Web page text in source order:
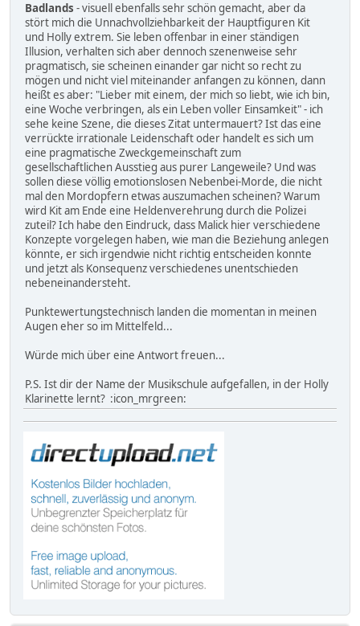
Badlands - visuell ebenfalls sehr schön gemacht, aber da
stört mich die Unnachvollziehbarkeit der Hauptfiguren Kit
und Holly extrem. Sie leben offenbar in einer ständigen
Illusion, verhalten sich aber dennoch szenenweise sehr
pragmatisch, sie scheinen einander gar nicht so recht zu
mögen und nicht viel miteinander anfangen zu können, dann
heißt es aber: "Lieber mit einem, der mich so liebt, wie ich bin,
eine Woche verbringen, als ein Leben voller Einsamkeit" - ich
sehe keine Szene, die dieses Zitat untermauert? Ist das eine
verrückte irrationale Leidenschaft oder handelt es sich um
eine pragmatische Zweckgemeinschaft zum
gesellschaftlichen Ausstieg aus purer Langeweile? Und was
sollen diese völlig emotionslosen Nebenbei-Morde, die nicht
mal den Mordopfern etwas auszumachen scheinen? Warum
wird Kit am Ende eine Heldenverehrung durch die Polizei
zuteil? Ich habe den Eindruck, dass Malick hier verschiedene
Konzepte vorgelegen haben, wie man die Beziehung anlegen
könnte, er sich irgendwie nicht richtig entscheiden konnte
und jetzt als Konsequenz verschiedenes unentschieden
nebeneinandersteht.
Punktewertungstechnisch landen die momentan in meinen
Augen eher so im Mittelfeld...
Würde mich über eine Antwort freuen...
P.S. Ist dir der Name der Musikschule aufgefallen, in der Holly
Klarinette lernt? :icon_mrgreen: